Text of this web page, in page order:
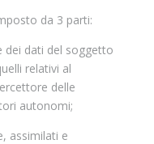
da 3 parti:
dei dati del soggetto
relativi al
delle
autonomi;
assimilati e